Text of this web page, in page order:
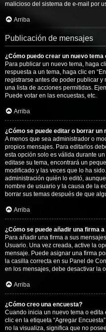
malicioso del sistema de e-mail por
Arriba
Publicación de mensajes
¿Cómo puedo crear un nuevo
Para publicar un nuevo tema, haga
respuesta a un tema, haga clic en
registrarse antes de poder publicar y
una lista de acciones permitidas.
Puede votar en las encuestas, etc.
Arriba
¿Cómo se puede editar o borrar un
A menos que sea administrador o
propios mensajes. Para editarlos
esta opción solo es válida durante
editase su tema, encontrará un
modificado y las veces que lo ha
administración quién lo editó,
nombre de usuario y la causa de la
borrar sus temas después de que
Arriba
¿Cómo se puede añadir una firma
Para añadir una firma a sus
Usuario. Una vez creada, active la
mensaje. Puede asignar una firma
la casilla correcta en su Panel de
en los mensajes, debe desactivar la
Arriba
¿Cómo creo una encuesta?
Cuando inicia un nuevo tema o
clic en la etiqueta “Agregar
no la visualiza, significa que no